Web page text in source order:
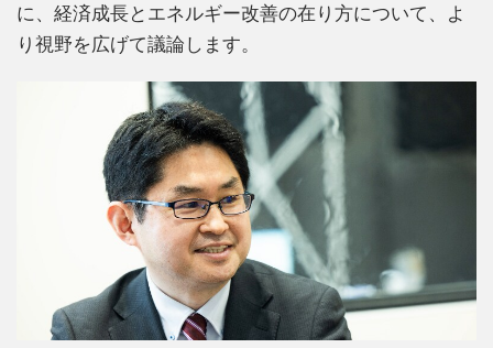
に、経済成長とエネルギー改善の在り方について、よ
り視野を広げて議論します。